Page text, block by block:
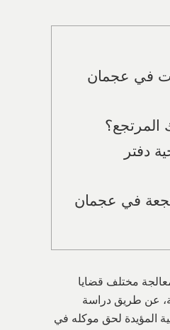
في عجمان
المرتجع؟
دفتر
في عجمان
مختلف قضايا
عن طريق دراسة
المؤيدة لحق موكله في